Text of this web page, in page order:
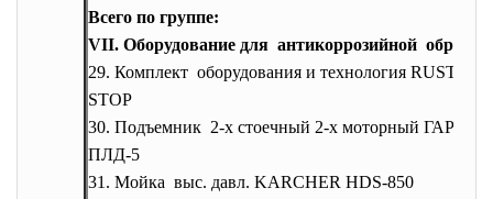
Всего по группе:
VII. Оборудование для антикоррозийной
29. Комплект оборудования и технология RUST
STOP
30. Подъемник 2-х стоечный 2-х моторный ГАРО
ПЛД-5
31. Мойка выc. давл. KARCHER HDS-850